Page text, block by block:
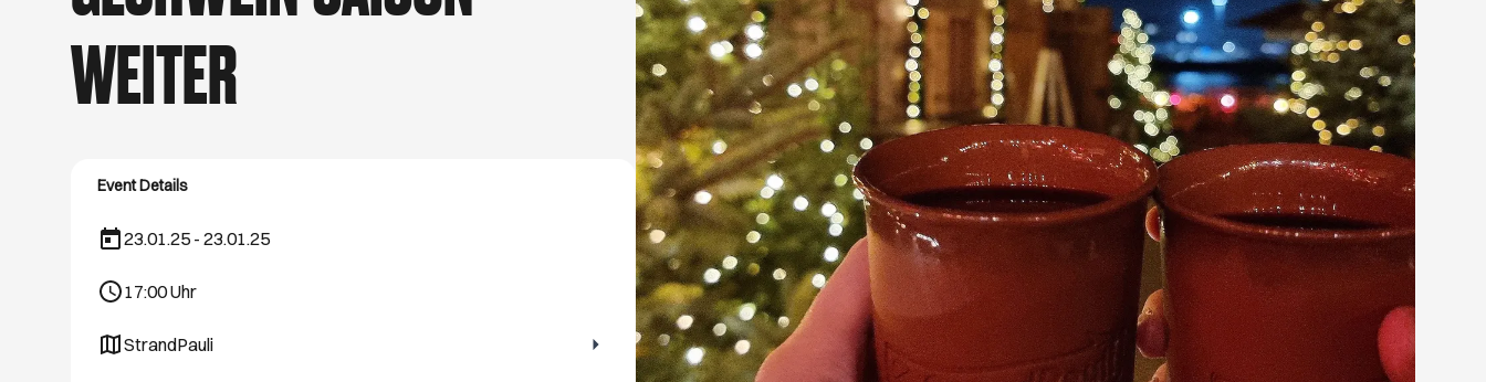
Spaziergänge. Wir verraten dir die schönsten Orte zum Spazieren
zwischen Museumshallen und Galerieräumen zuhause. Auch wenn
sie heute lieber in ihrer Freizeit malt als im Studium, hat sie ihre Liebe
zur Kunst nie verloren. Jeden Monat empfiehlt sie die spannendsten
Ausstellungen der Stadt – von großen Publikumsmagneten bis zu
kleinen Entdeckungen, an denen du sonst vielleicht vorbeigelaufen
wärst.
WEITER
Event Details
23.01.25 - 23.01.25
17:00Uhr
StrandPauli
Öffnet ein neues Browser-Tab